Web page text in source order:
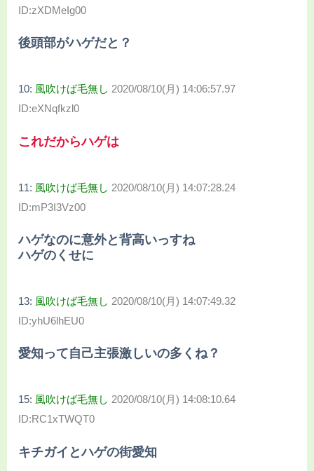
ID:zXDMeIg00
後頭部がハゲだと？
10: 風吹けば毛無し 2020/08/10(月) 14:06:57.97
ID:eXNqfkzl0
これだからハゲは
11: 風吹けば毛無し 2020/08/10(月) 14:07:28.24
ID:mP3I3Vz00
ハゲなのに意外と背高いっすね
ハゲのくせに
13: 風吹けば毛無し 2020/08/10(月) 14:07:49.32
ID:yhU6lhEU0
愛知って自己主張激しいの多くね？
15: 風吹けば毛無し 2020/08/10(月) 14:08:10.64
ID:RC1xTWQT0
キチガイとハゲの街愛知